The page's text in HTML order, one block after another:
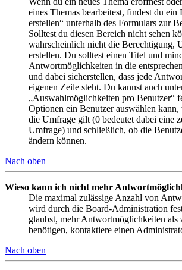
eines Themas bearbeitest, findest du ein
erstellen“ unterhalb des Formulars zur
Solltest du diesen Bereich nicht sehen
wahrscheinlich nicht die Berechtigung,
erstellen. Du solltest einen Titel und
Antwortmöglichkeiten in die
und dabei sicherstellen, dass jede
eigenen Zeile steht. Du kannst auch
„Auswahlmöglichkeiten pro Benutzer“
Optionen ein Benutzer auswählen
die Umfrage gilt (0 bedeutet dabei eine
Umfrage) und schließlich, ob die
ändern können.
Nach oben
Wieso kann ich nicht mehr
Die maximal zulässige Anzahl von
wird durch die Board-Administration
glaubst, mehr Antwortmöglichkeiten als
benötigen, kontaktiere einen
Nach oben